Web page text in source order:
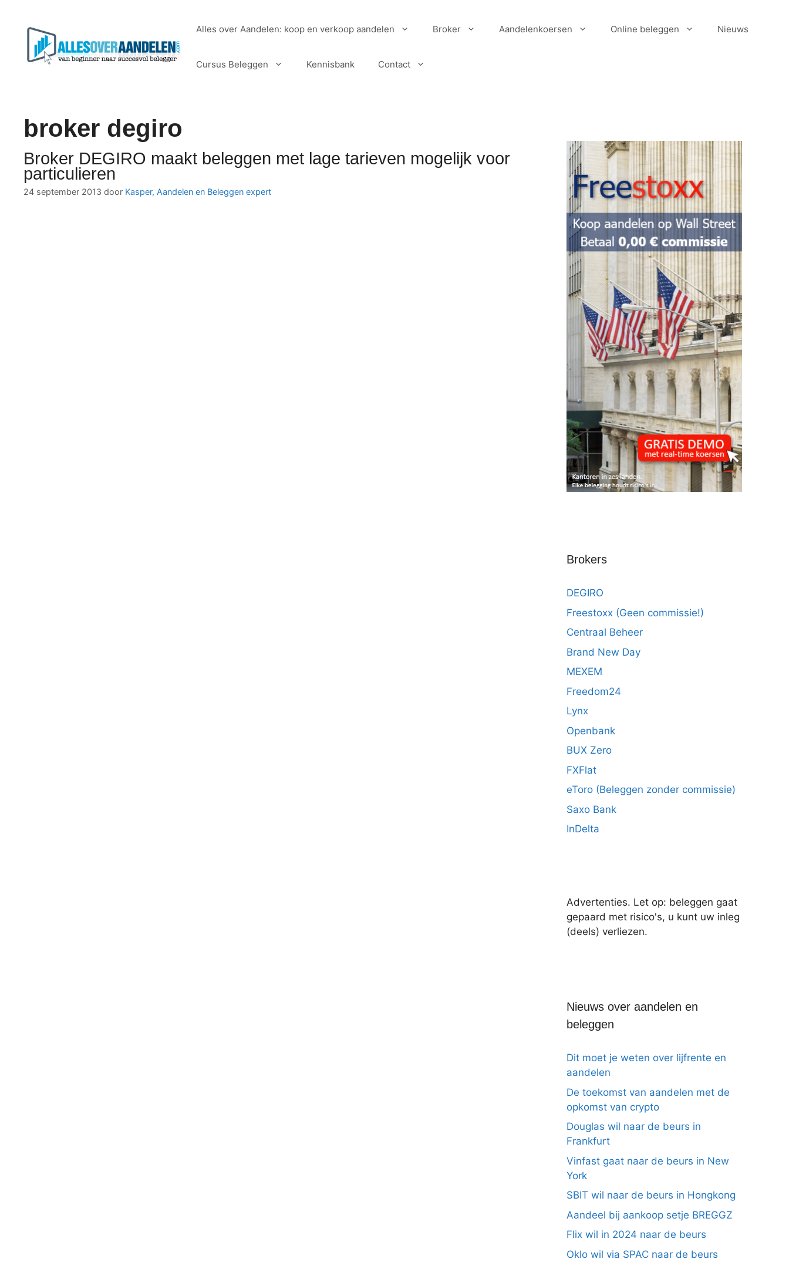
Alles over Aandelen: koop en verkoop aandelen Broker Aandelenkoersen Online beleggen Nieuws
Cursus Beleggen Kennisbank Contact
broker degiro
Broker DEGIRO maakt beleggen met lage tarieven mogelijk voor
particulieren
24 september 2013 door Kasper, Aandelen en Beleggen expert
Brokers
DEGIRO
Freestoxx (Geen commissie!)
Centraal Beheer
Brand New Day
MEXEM
Freedom24
Lynx
Openbank
BUX Zero
FXFlat
eToro (Beleggen zonder commissie)
Saxo Bank
InDelta
Advertenties. Let op: beleggen gaat
gepaard met risico's, u kunt uw inleg
(deels) verliezen.
Nieuws over aandelen en
beleggen
Dit moet je weten over lijfrente en
aandelen
De toekomst van aandelen met de
opkomst van crypto
Douglas wil naar de beurs in
Frankfurt
Vinfast gaat naar de beurs in New
York
SBIT wil naar de beurs in Hongkong
Aandeel bij aankoop setje BREGGZ
Flix wil in 2024 naar de beurs
Oklo wil via SPAC naar de beurs